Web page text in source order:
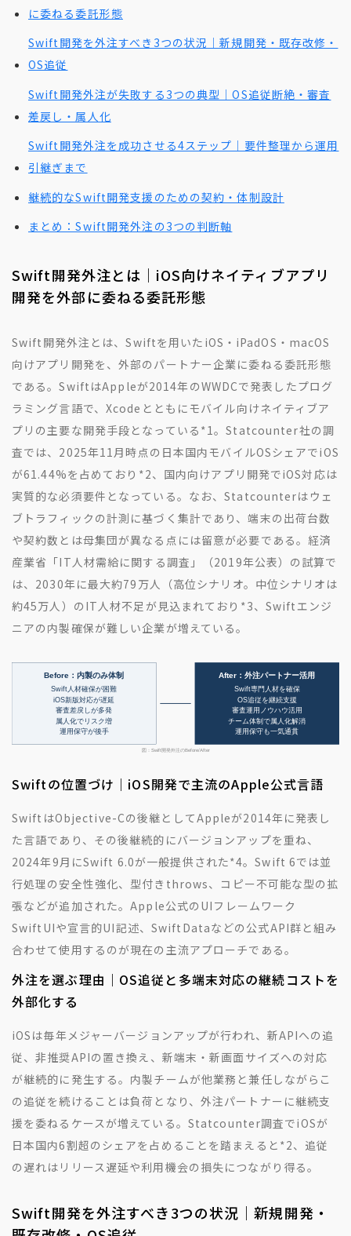
に委ねる委託形態
Swift開発を外注すべき3つの状況｜新規開発・既存改修・
OS追従
Swift開発外注が失敗する3つの典型｜OS追従断絶・審査
差戻し・属人化
Swift開発外注を成功させる4ステップ｜要件整理から運用
引継ぎまで
継続的なSwift開発支援のための契約・体制設計
まとめ：Swift開発外注の3つの判断軸
Swift開発外注とは｜iOS向けネイティブアプリ
開発を外部に委ねる委託形態
Swift開発外注とは、Swiftを用いたiOS・iPadOS・macOS
向けアプリ開発を、外部のパートナー企業に委ねる委託形態
である。SwiftはAppleが2014年のWWDCで発表したプログ
ラミング言語で、Xcodeとともにモバイル向けネイティブア
プリの主要な開発手段となっている *1。Statcounter社の調
査では、2025年11月時点の日本国内モバイルOSシェアでiOS
が61.44%を占めており *2、国内向けアプリ開発でiOS対応は
実質的な必須要件となっている。なお、Statcounterはウェ
ブトラフィックの計測に基づく集計であり、端末の出荷台数
や契約数とは母集団が異なる点には留意が必要である。経済
産業省「IT人材需給に関する調査」（2019年公表）の試算で
は、2030年に最大約79万人（高位シナリオ。中位シナリオは
約45万人）のIT人材不足が見込まれており *3、Swiftエンジ
ニアの内製確保が難しい企業が増えている。
Swiftの位置づけ｜iOS開発で主流のApple公式言語
SwiftはObjective-Cの後継としてAppleが2014年に発表し
た言語であり、その後継続的にバージョンアップを重ね、
2024年9月にSwift 6.0が一般提供された*4。Swift 6では並
行処理の安全性強化、型付きthrows、コピー不可能な型の拡
張などが追加された。Apple公式のUIフレームワーク
SwiftUIや宣言的UI記述、SwiftDataなどの公式API群と組み
合わせて使用するのが現在の主流アプローチである。
外注を選ぶ理由｜OS追従と多端末対応の継続コストを
外部化する
iOSは毎年メジャーバージョンアップが行われ、新APIへの追
従、非推奨APIの置き換え、新端末・新画面サイズへの対応
が継続的に発生する。内製チームが他業務と兼任しながらこ
の追従を続けることは負荷となり、外注パートナーに継続支
援を委ねるケースが増えている。Statcounter調査でiOSが
日本国内6割超のシェアを占めることを踏まえると *2、追従
の遅れはリリース遅延や利用機会の損失につながり得る。
Swift開発を外注すべき3つの状況｜新規開発・